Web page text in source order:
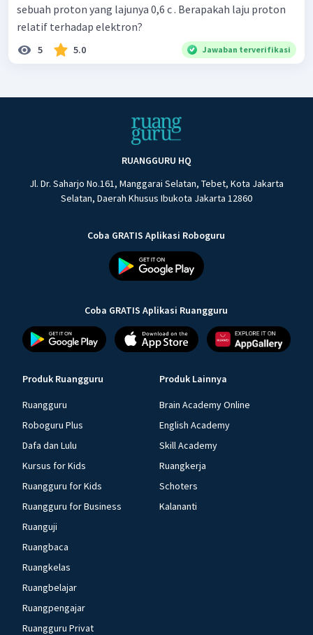
sebuah proton yang lajunya 0,6 c . Berapakah laju proton
relatif terhadap elektron?
5 5.0 Jawaban terverifikasi
RUANGGURU HQ
Jl. Dr. Saharjo No.161, Manggarai Selatan, Tebet, Kota Jakarta
Selatan, Daerah Khusus Ibukota Jakarta 12860
Coba GRATIS Aplikasi Roboguru
Coba GRATIS Aplikasi Ruangguru
Produk Ruangguru
Ruangguru
Roboguru Plus
Dafa dan Lulu
Kursus for Kids
Ruangguru for Kids
Ruangguru for Business
Ruanguji
Ruangbaca
Ruangkelas
Ruangbelajar
Ruangpengajar
Ruangguru Privat
Produk Lainnya
Brain Academy Online
English Academy
Skill Academy
Ruangkerja
Schoters
Kalananti